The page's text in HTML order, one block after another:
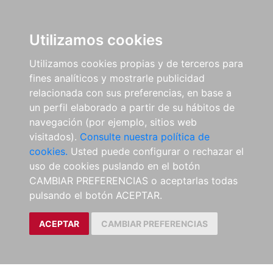
Utilizamos cookies
Utilizamos cookies propias y de terceros para
fines analíticos y mostrarle publicidad
relacionada con sus preferencias, en base a
un perfil elaborado a partir de su hábitos de
navegación (por ejemplo, sitios web
visitados). Consulte nuestra política de
cookies. Usted puede configurar o rechazar el
uso de cookies puslando en el botón
CAMBIAR PREFERENCIAS o aceptarlas todas
pulsando el botón ACEPTAR.
ACEPTAR CAMBIAR PREFERENCIAS